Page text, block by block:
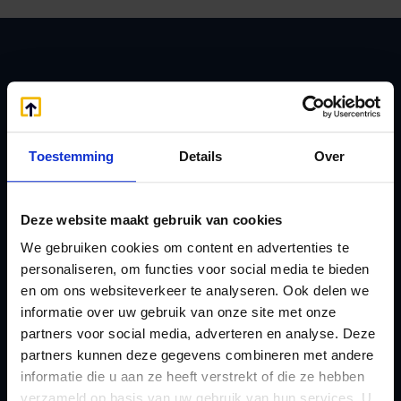
Toestemming Details Over
Deze website maakt gebruik van cookies
We gebruiken cookies om content en advertenties te
personaliseren, om functies voor social media te bieden
en om ons websiteverkeer te analyseren. Ook delen we
informatie over uw gebruik van onze site met onze
partners voor social media, adverteren en analyse. Deze
partners kunnen deze gegevens combineren met andere
informatie die u aan ze heeft verstrekt of die ze hebben
Zoeken
Handige links
Afkoop Stamrecht
Belastingdienst
doorgeven
rekeningnummer
Checklist IB 2023 (PDF)
L
Lenen van de BV
Lijfrente BV
Liquidatie Pensioen BV
Loonadministratie
verzorgen
M